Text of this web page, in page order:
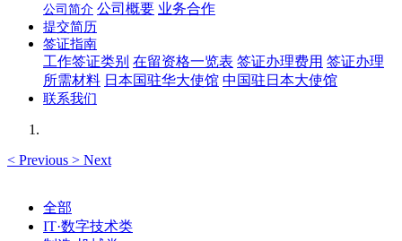
公司简介 公司概要 业务合作
提交简历
签证指南
工作签证类别 在留资格一览表 签证办理费用 签证办理
所需材料 日本国驻华大使馆 中国驻日本大使馆
联系我们
< Previous > Next
全部
IT·数字技术类